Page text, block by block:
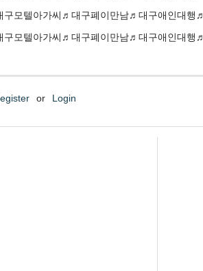
모텔아가씨♬대구폐이만남♬대구애인대행♬
모텔아가씨♬대구폐이만남♬대구애인대행♬
or Login